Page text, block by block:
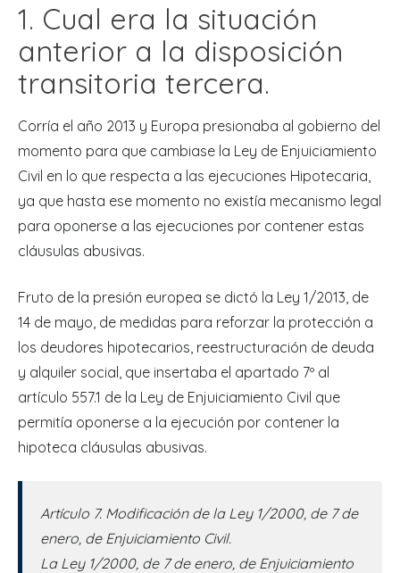
1. Cual era la situación
anterior a la disposición
transitoria tercera.
Corría el año 2013 y Europa presionaba al gobierno del
momento para que cambiase la Ley de Enjuiciamiento
Civil en lo que respecta a las ejecuciones Hipotecaria,
ya que hasta ese momento no existía mecanismo legal
para oponerse a las ejecuciones por contener estas
cláusulas abusivas.
Fruto de la presión europea se dictó la Ley 1/2013, de
14 de mayo, de medidas para reforzar la protección a
los deudores hipotecarios, reestructuración de deuda
y alquiler social, que insertaba el apartado 7º al
artículo 557.1 de la Ley de Enjuiciamiento Civil que
permitía oponerse a la ejecución por contener la
hipoteca cláusulas abusivas.
Artículo 7. Modificación de la Ley 1/2000, de 7 de
enero, de Enjuiciamiento Civil.
La Ley 1/2000, de 7 de enero, de Enjuiciamiento